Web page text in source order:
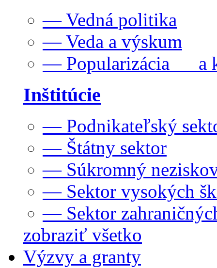
— Vedná politika
— Veda a výskum
— Popularizácia a
Inštitúcie
— Podnikateľský
— Štátny sektor
— Súkromný
— Sektor vysokých
— Sektor
zobraziť všetko
Výzvy a granty